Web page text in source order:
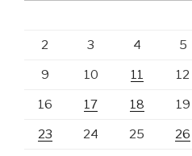
2 3 4 5
9 10 11 12
16 17 18 19
23 24 25 26